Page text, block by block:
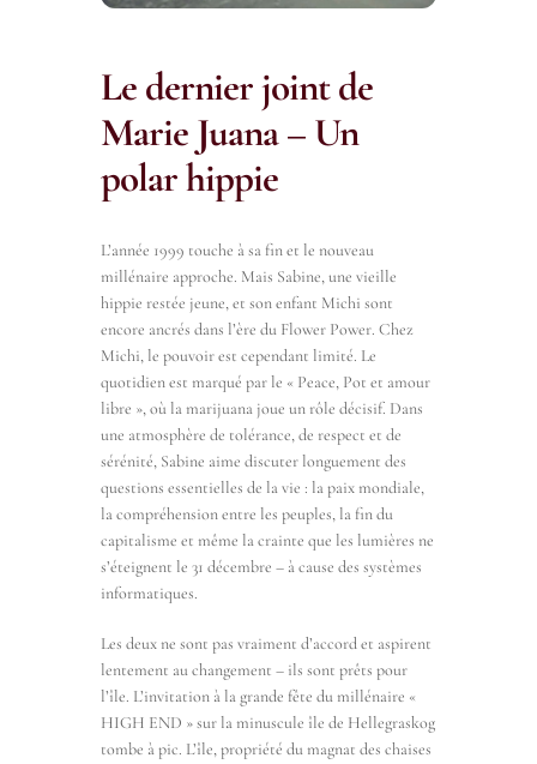
Le dernier joint de
Marie Juana – Un
polar hippie
L’année 1999 touche à sa fin et le nouveau
millénaire approche. Mais Sabine, une vieille
hippie restée jeune, et son enfant Michi sont
encore ancrés dans l’ère du Flower Power. Chez
Michi, le pouvoir est cependant limité. Le
quotidien est marqué par le « Peace, Pot et amour
libre », où la marijuana joue un rôle décisif. Dans
une atmosphère de tolérance, de respect et de
sérénité, Sabine aime discuter longuement des
questions essentielles de la vie : la paix mondiale,
la compréhension entre les peuples, la fin du
capitalisme et même la crainte que les lumières ne
s’éteignent le 31 décembre – à cause des systèmes
informatiques.
Les deux ne sont pas vraiment d’accord et aspirent
lentement au changement – ils sont prêts pour
l’île. L’invitation à la grande fête du millénaire «
HIGH END » sur la minuscule île de Hellegraskog
tombe à pic. L’île, propriété du magnat des chaises